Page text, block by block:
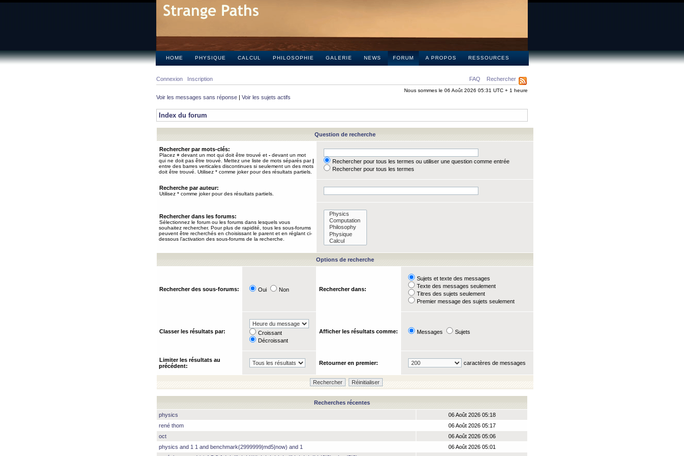
HOME PHYSIQUE CALCUL PHILOSOPHIE GALERIE NEWS FORUM A PROPOS RESSOURCES
FAQ Rechercher
Connexion Inscription
Nous sommes le 06 Août 2026 05:31 UTC + 1 heure
Voir les messages sans réponse | Voir les sujets actifs
Index du forum
Question de recherche
Rechercher par mots-clés:
Placez + devant un mot qui doit être trouvé et - devant un mot
qui ne doit pas être trouvé. Mettez une liste de mots séparés par|
entre des barres verticales discontinues si seulement un des mots
doit être trouvé. Utilisez * comme joker pour des résultats partiels.
Rechercher pour tous les termes ou utiliser une question comme entrée
Rechercher pour tous les termes
Recherche par auteur:
Utilisez * comme joker pour des résultats partiels.
Rechercher dans les forums:
Sélectionnez le forum ou les forums dans lesquels vous
souhaitez rechercher. Pour plus de rapidité, tous les sous-forums
peuvent être recherchés en choisissant le parent et en réglant ci-
dessous l’activation des sous-forums de la recherche.
Options de recherche
Rechercher des sous-forums: Oui Non Rechercher dans:
Sujets et texte des messages
Texte des messages seulement
Titres des sujets seulement
Premier message des sujets seulement
Classer les résultats par:
Croissant
Décroissant
Afficher les résultats comme: Messages Sujets
Limiter les résultats au
précédent:
Retourner en premier: caractères de messages
Recherches récentes
physics
06 Août 2026 05:18
rené thom
06 Août 2026 05:17
oct
06 Août 2026 05:06
physics and 1 1 and benchmark(2999999|md5|now) and 1
06 Août 2026 05:01